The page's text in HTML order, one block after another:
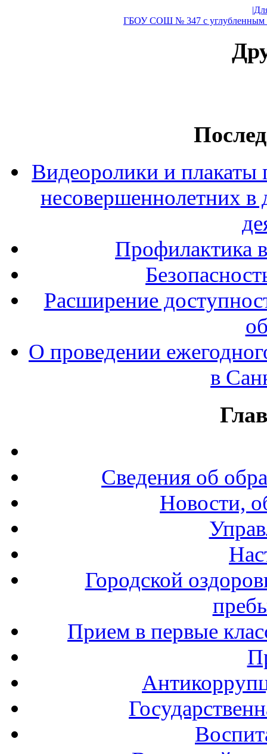
ГБОУ СОШ № 347 с углубленным
Видеоролики и плакаты
несовершеннолетних в
Профилактика
Расширение
О проведении
в
Сведения об
Новости,
Городской
Прием в первые